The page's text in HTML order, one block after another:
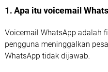
1. Apa itu voicemail
Voicemail WhatsApp adalah
pengguna meninggalkan
WhatsApp tidak dijawab.